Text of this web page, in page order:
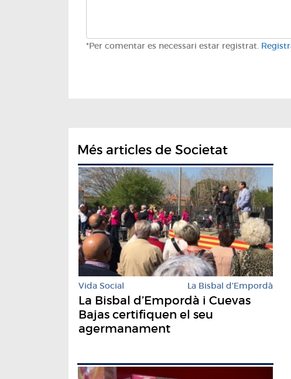
*Per comentar es necessari estar registrat.
Més articles de Societat
Vida Social La Bisbal d'Empordà
La Bisbal d’Empordà i Cuevas
Bajas certifiquen el seu
agermanament